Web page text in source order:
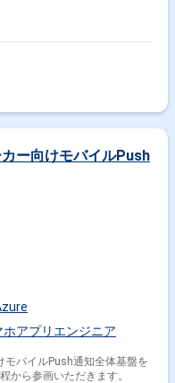
ー向けモバイルPush
ホアプリエンジニア
モバイルPush通知全体基盤を
から参画いただきます。